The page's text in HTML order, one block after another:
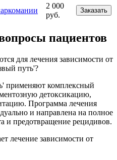
2 000
руб.
Заказать
пациентов
для лечения зависимости от
путь'?
применяют комплексный
детоксикацию,
Программа лечения
и направлена на полное
и предотвращение рецидивов.
лечение зависимости от